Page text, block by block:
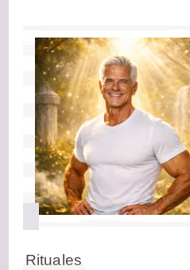
Rituales